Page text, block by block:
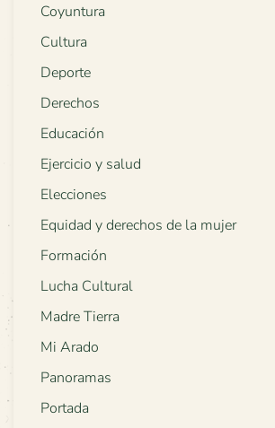
Coyuntura
Cultura
Deporte
Derechos
Educación
Ejercicio y salud
Elecciones
Equidad y derechos de la mujer
Formación
Lucha Cultural
Madre Tierra
Mi Arado
Panoramas
Portada